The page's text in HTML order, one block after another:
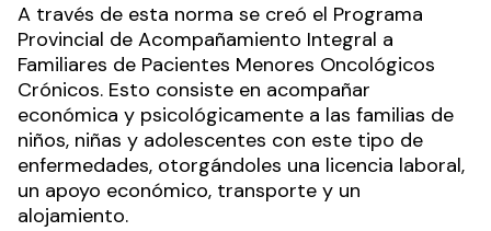
A través de esta norma se creó el Programa
Provincial de Acompañamiento Integral a
Familiares de Pacientes Menores Oncológicos
Crónicos. Esto consiste en acompañar
económica y psicológicamente a las familias de
niños, niñas y adolescentes con este tipo de
enfermedades, otorgándoles una licencia laboral,
un apoyo económico, transporte y un
alojamiento.